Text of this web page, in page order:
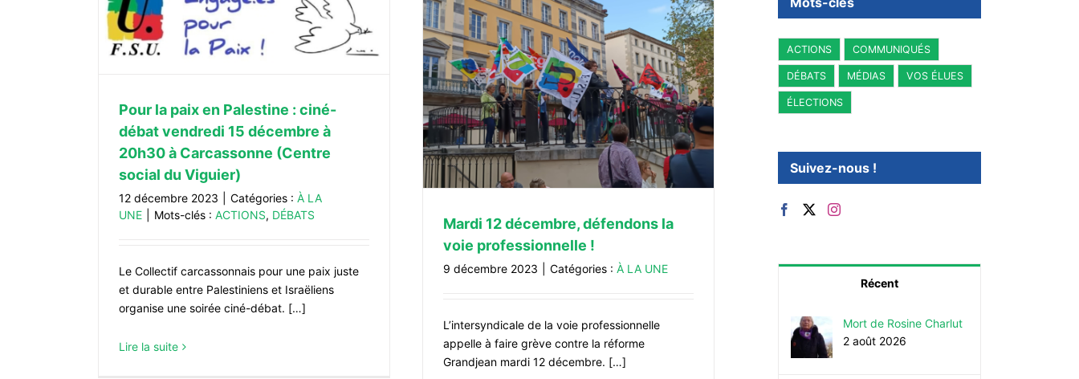
Pour la paix en Palestine : ciné-
débat vendredi 15 décembre à
20h30 à Carcassonne (Centre
social du Viguier)
12 décembre 2023 Catégories : À LA
UNE
Mots-clés : ACTIONS, DÉBATS
Le Collectif carcassonnais pour une paix juste
et durable entre Palestiniens et Israëliens
organise une soirée ciné-débat. […]
Lire la suite
À LA UNE
Mardi 12 décembre, défendons la
voie professionnelle !
9 décembre 2023 Catégories : À LA UNE
L’intersyndicale de la voie professionnelle
appelle à faire grève contre la réforme
Grandjean mardi 12 décembre. […]
ACTIONS COMMUNIQUÉS
DÉBATS MÉDIAS VOS ÉLUES
ÉLECTIONS
Suivez-nous !
Récent
Mort de Rosine Charlut
2 août 2026